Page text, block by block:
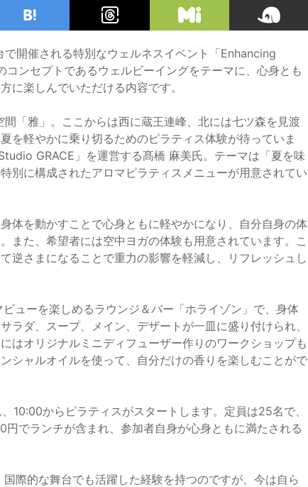
開催される特別なウェルネスイベント「Enhancing
ンセプトであるウェルビーイングをテーマに、心身とも
に楽しんでいただける内容です。
「雅」。ここからは西に蔵王連峰、北には七ツ森を見渡
を軽やかに乗り切るためのピラティス体験が待っていま
GRACE」を運営する髙橋 麻美氏。テーマは「夏を味
別に構成されたアロマピラティスメニューが用意されてい
体を動かすことで心身ともに軽やかになり、自分自身の体
また、希望者には空中ヨガの体験も用意されています。こ
逆さまになることで重力の影響を軽減し、リフレッシュし
ューを楽しめるラウンジ＆バー「ホライゾン」で、身体
ラダ、スープ、メイン、デザートが一皿に盛り付けられ、
はオリジナルミニディフューザー作りのワークショップも
シャルオイルを使って、自分だけの香りを楽しむことがで
10:00からピラティスがスタートします。定員は25名で、
でランチが含まれ、参加者自身が心身ともに満たされる
際的な舞台でも活躍した経験を持つのですが、今は自ら